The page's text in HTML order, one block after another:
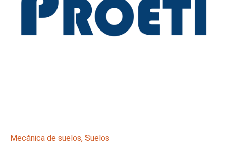
Mecánica de suelos, Suelos